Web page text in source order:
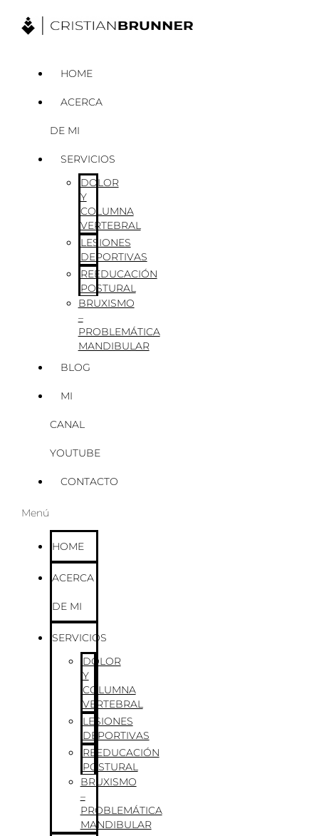
HOME
ACERCA
DE MI
SERVICIOS
DOLOR
Y
COLUMNA
VERTEBRAL
LESIONES
DEPORTIVAS
REEDUCACIÓN
POSTURAL
BRUXISMO
–
PROBLEMÁTICA
MANDIBULAR
BLOG
MI
CANAL
YOUTUBE
CONTACTO
Menú
HOME
ACERCA
DE MI
SERVICIOS
DOLOR
Y
COLUMNA
VERTEBRAL
LESIONES
DEPORTIVAS
REEDUCACIÓN
POSTURAL
BRUXISMO
–
PROBLEMÁTICA
MANDIBULAR